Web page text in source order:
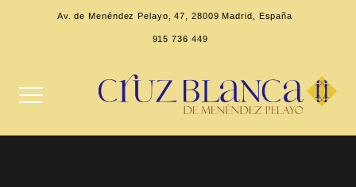
Av. de Menéndez Pelayo, 47, 28009 Madrid, España
915 736 449